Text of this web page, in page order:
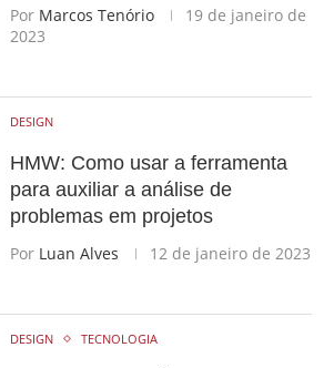
Por Marcos Tenório
19 de janeiro de
2023
DESIGN
HMW: Como usar a ferramenta
para auxiliar a análise de
problemas em projetos
Por Luan Alves 12 de janeiro de 2023
DESIGN TECNOLOGIA